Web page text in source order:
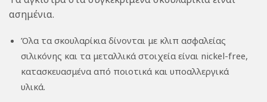
ασημένια.
Όλα τα σκουλαρίκια δίνονται με κλιπ ασφαλείας
σιλικόνης και τα μεταλλικά στοιχεία είναι nickel-free,
κατασκευασμένα από ποιοτικά και υπoαλλεργικά
υλικά.